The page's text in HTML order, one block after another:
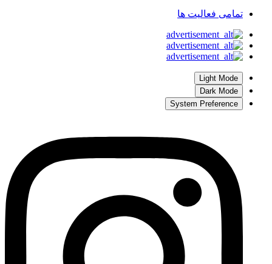
تمامی فعالیت ها
Light Mode
Dark Mode
System Preference